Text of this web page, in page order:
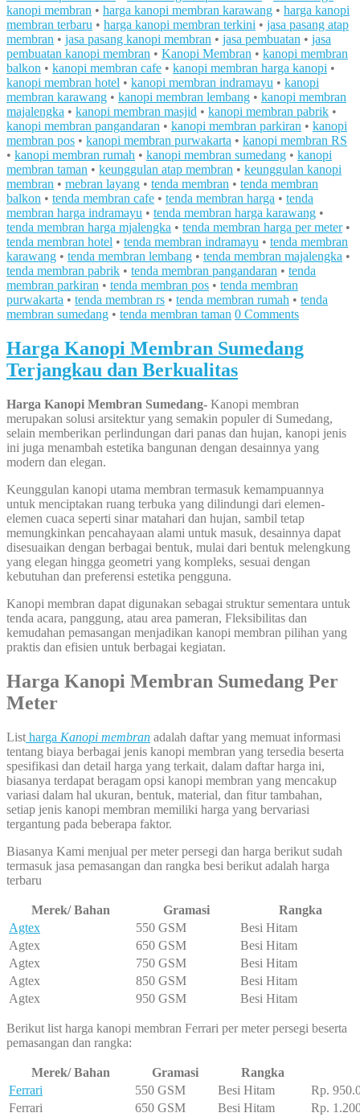
kanopi membran • harga kanopi membran karawang • harga kanopi
membran terbaru • harga kanopi membran terkini • jasa pasang atap
membran • jasa pasang kanopi membran • jasa pembuatan • jasa
pembuatan kanopi membran • Kanopi Membran • kanopi membran
balkon • kanopi membran cafe • kanopi membran harga kanopi •
kanopi membran hotel • kanopi membran indramayu • kanopi
membran karawang • kanopi membran lembang • kanopi membran
majalengka • kanopi membran masjid • kanopi membran pabrik •
kanopi membran pangandaran • kanopi membran parkiran • kanopi
membran pos • kanopi membran purwakarta • kanopi membran RS
• kanopi membran rumah • kanopi membran sumedang • kanopi
membran taman • keunggulan atap membran • keunggulan kanopi
membran • mebran layang • tenda membran • tenda membran
balkon • tenda membran cafe • tenda membran harga • tenda
membran harga indramayu • tenda membran harga karawang •
tenda membran harga mjalengka • tenda membran harga per meter•
tenda membran hotel • tenda membran indramayu • tenda membran
karawang • tenda membran lembang • tenda membran majalengka •
tenda membran pabrik • tenda membran pangandaran • tenda
membran parkiran • tenda membran pos • tenda membran
purwakarta • tenda membran rs • tenda membran rumah • tenda
membran sumedang • tenda membran taman 0 Comments
Harga Kanopi Membran Sumedang
Terjangkau dan Berkualitas
Harga Kanopi Membran Sumedang- Kanopi membran
merupakan solusi arsitektur yang semakin populer di Sumedang,
selain memberikan perlindungan dari panas dan hujan, kanopi jenis
ini juga menambah estetika bangunan dengan desainnya yang
modern dan elegan.
Keunggulan kanopi utama membran termasuk kemampuannya
untuk menciptakan ruang terbuka yang dilindungi dari elemen-
elemen cuaca seperti sinar matahari dan hujan, sambil tetap
memungkinkan pencahayaan alami untuk masuk, desainnya dapat
disesuaikan dengan berbagai bentuk, mulai dari bentuk melengkung
yang elegan hingga geometri yang kompleks, sesuai dengan
kebutuhan dan preferensi estetika pengguna.
Kanopi membran dapat digunakan sebagai struktur sementara untuk
tenda acara, panggung, atau area pameran, Fleksibilitas dan
kemudahan pemasangan menjadikan kanopi membran pilihan yang
praktis dan efisien untuk berbagai kegiatan.
Harga Kanopi Membran Sumedang Per
Meter
List harga Kanopi membran adalah daftar yang memuat informasi
tentang biaya berbagai jenis kanopi membran yang tersedia beserta
spesifikasi dan detail harga yang terkait, dalam daftar harga ini,
biasanya terdapat beragam opsi kanopi membran yang mencakup
variasi dalam hal ukuran, bentuk, material, dan fitur tambahan,
setiap jenis kanopi membran memiliki harga yang bervariasi
tergantung pada beberapa faktor.
Biasanya Kami menjual per meter persegi dan harga berikut sudah
termasuk jasa pemasangan dan rangka besi berikut adalah harga
terbaru
Merek/ Bahan Gramasi
Rangka
Agtex
550 GSM
Besi Hitam
Agtex
650 GSM
Besi Hitam
Agtex
750 GSM
Besi Hitam
Agtex
850 GSM
Besi Hitam
Agtex
950 GSM Besi Hitam
Berikut list harga kanopi membran Ferrari per meter persegi beserta
pemasangan dan rangka:
Merek/ Bahan Gramasi
Rangka
Ferrari
550 GSM Besi Hitam
Rp.
Ferrari
650 GSM Besi Hitam
Rp.